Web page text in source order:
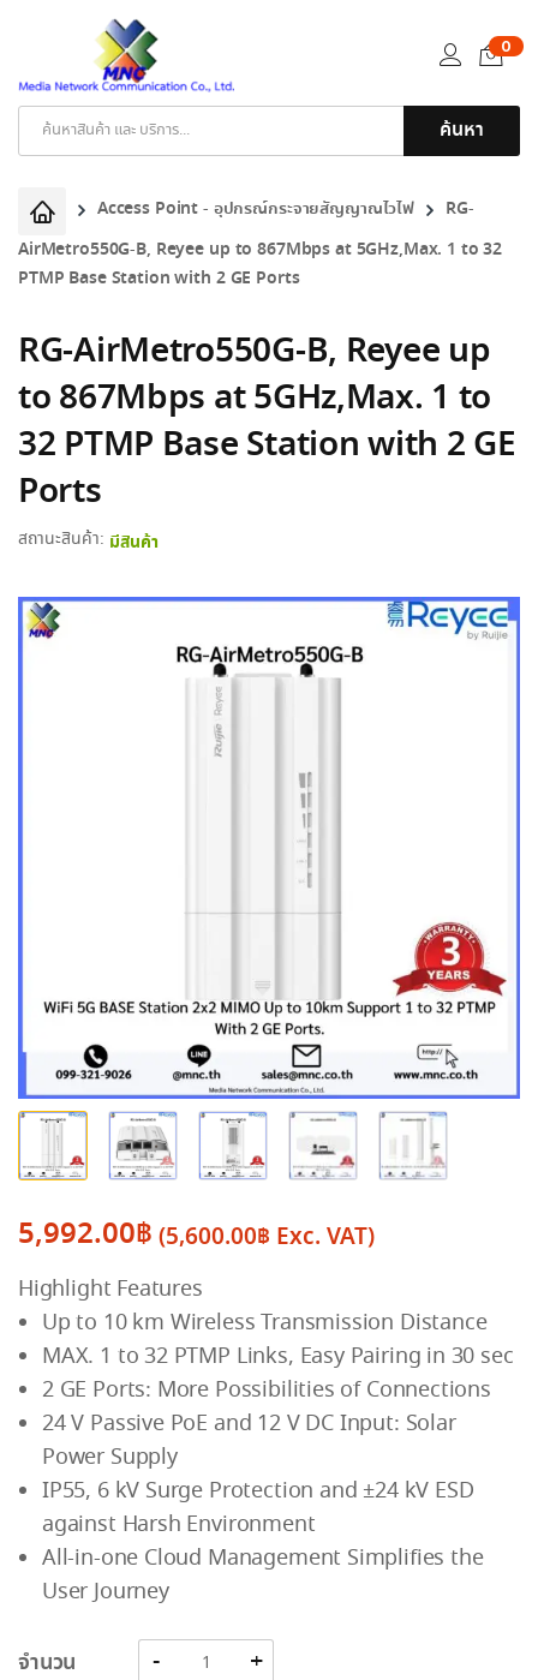
ค้นหา
0
Access Point - อุปกรณ์กระจายสัญญาณไวไฟ
RG-
AirMetro550G-B, Reyee up to 867Mbps at 5GHz,Max. 1 to 32
PTMP Base Station with 2 GE Ports
RG-AirMetro550G-B, Reyee up
to 867Mbps at 5GHz,Max. 1 to
32 PTMP Base Station with 2 GE
Ports
สถานะสินค้า: มีสินค้า
5,992.00฿ (5,600.00฿ Exc. VAT)
Highlight Features
Up to 10 km Wireless Transmission Distance
MAX. 1 to 32 PTMP Links, Easy Pairing in 30 sec
2 GE Ports: More Possibilities of Connections
24 V Passive PoE and 12 V DC Input: Solar
Power Supply
IP55, 6 kV Surge Protection and ±24 kV ESD
against Harsh Environment
All-in-one Cloud Management Simplifies the
User Journey
จำนวน